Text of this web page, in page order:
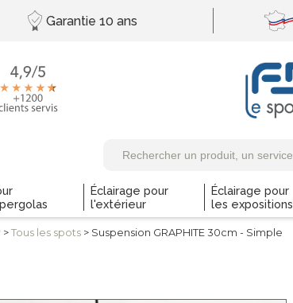
Garantie 10 ans
Éclairage pour
l'extérieur
Éclairage pour
les expositions
> Tous les spots > Suspension GRAPHITE 30cm - Simple